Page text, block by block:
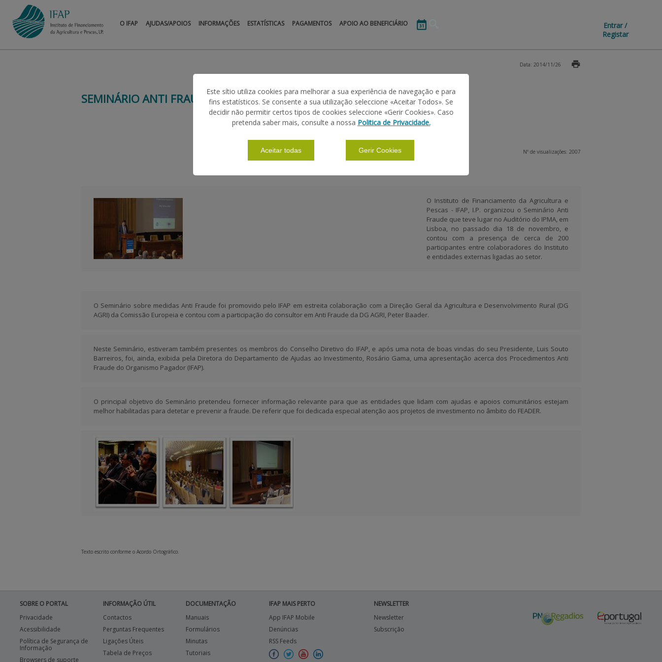
O IFAP AJUDAS/APOIOS INFORMAÇÕES ESTATÍSTICAS PAGAMENTOS APOIO AO BENEFICIÁRIO
Entrar /
Registar
SEMINÁRIO ANTI FRAUDE
Data: 2014/11/26
Nº de visualizações: 2007
O Instituto de Financiamento da Agricultura e
Pescas - IFAP, I.P. organizou o Seminário Anti
Fraude que teve lugar no Auditório do IPMA, em
Lisboa, no passado dia 18 de novembro, e
contou com a presença de cerca de 200
participantes entre colaboradores do Instituto
e entidades externas ligadas ao setor.
O Seminário sobre medidas Anti Fraude foi promovido pelo IFAP em estreita colaboração com a Direção Geral da Agricultura e Desenvolvimento Rural (DG
AGRI) da Comissão Europeia e contou com a participação do consultor em Anti Fraude da DG AGRI, Peter Baader.
Neste Seminário, estiveram também presentes os membros do Conselho Diretivo do IFAP, e após uma nota de boas vindas do seu Presidente, Luis Souto
Barreiros, foi, ainda, exibida pela Diretora do Departamento de Ajudas ao Investimento, Rosário Gama, uma apresentação acerca dos Procedimentos Anti
Fraude do Organismo Pagador (IFAP).
O principal objetivo do Seminário pretendeu fornecer informação relevante para que as entidades que lidam com ajudas e apoios comunitários estejam
melhor habilitadas para detetar e prevenir a fraude. De referir que foi dedicada especial atenção aos projetos de investimento no âmbito do FEADER.
Texto escrito conforme o Acordo Ortográfico.
SOBRE O PORTAL
Privacidade
Acessibilidade
Política de Segurança de
Informação
Browsers de suporte
INFORMAÇÃO ÚTIL
Contactos
Perguntas Frequentes
Ligações Úteis
Tabela de Preços
DOCUMENTAÇÃO
Manuais
Formulários
Minutas
Tutoriais
IFAP MAIS PERTO
App IFAP Mobile
Denúncias
RSS Feeds
NEWSLETTER
Newsletter
Subscrição
Este sítio utiliza cookies para melhorar a sua experiência de navegação e para
fins estatísticos. Se consente a sua utilização seleccione «Aceitar Todos». Se
decidir não permitir certos tipos de cookies seleccione «Gerir Cookies». Caso
pretenda saber mais, consulte a nossa Politica de Privacidade.
Aceitar todas Gerir Cookies